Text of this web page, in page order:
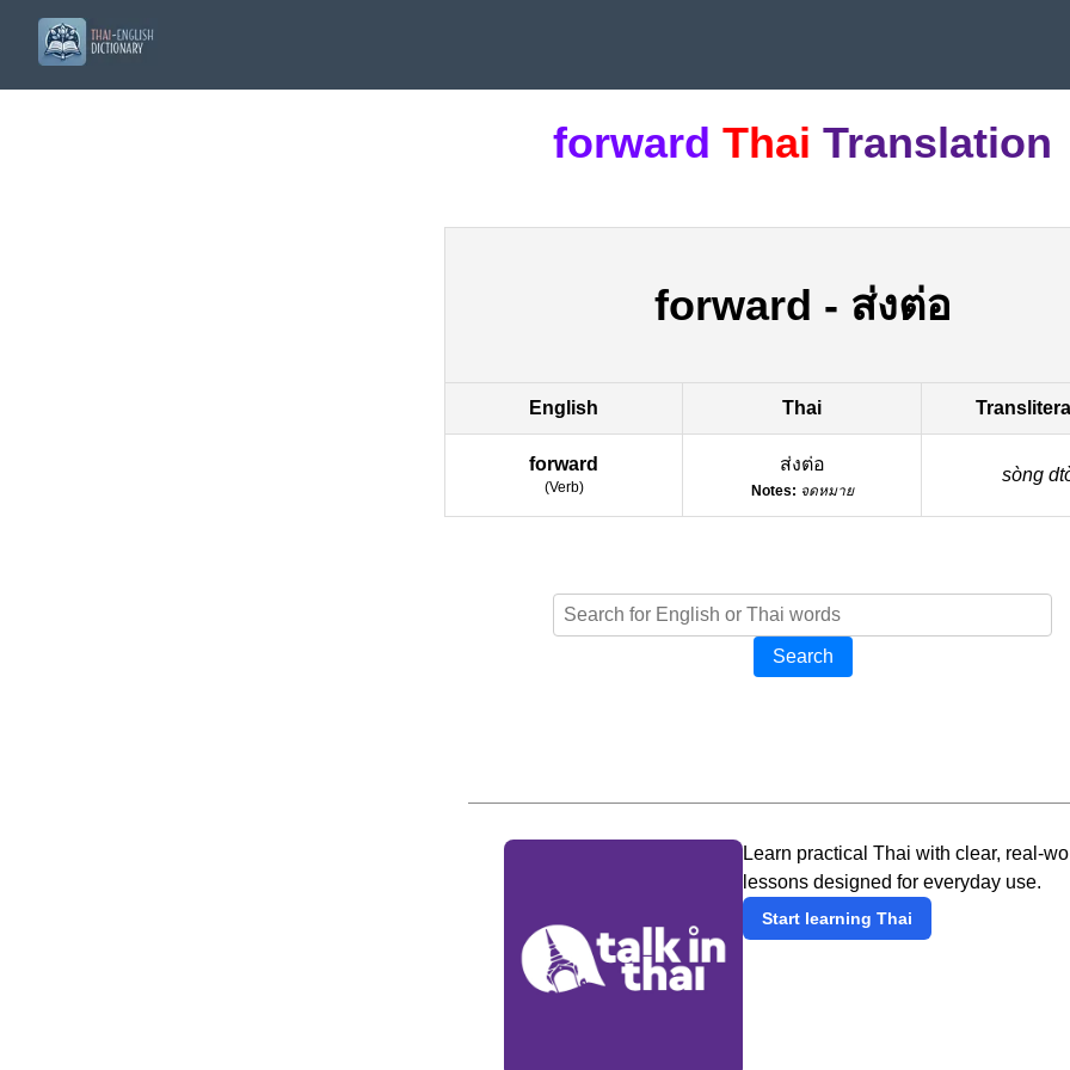
forward Thai Translation
forward - ส่งต่อ
English Thai
forward
(Verb)
ส่งต่อ
Notes: จดหมาย
sòng
Search
Learn practical Thai with clear, real-
lessons designed for everyday use.
Start learning Thai